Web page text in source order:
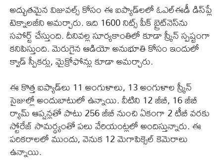
అద్భుతమైన విజువల్స్ కోసం ఈ ఐప్యాడ్‌లలో ఓఎల్ఈడీ డిస్‌ప్లే
టెక్నాలజీని అమర్చారు. ఇది 1600 నిట్స్ పీక్ బ్రైట్‌నెస్‌ను
సపోర్ట్ చేస్తుంది. దీనివల్ల సూర్యకాంతిలో కూడా స్క్రీన్ స్పష్టంగా
కనిపిస్తుంది. మెరుగైన ఆడియో అనుభూతి కోసం ఇందులో
క్వాడ్ స్పీకర్లు, మైక్రోఫోన్లు కూడా అమర్చారు.
ఈ కొత్త ఐప్యాడ్‌లు 11 అంగుళాలు, 13 అంగుళాల స్క్రీన్
సైజుల్లో అందుబాటులో ఉన్నాయి. వీటిని 12 జీబీ, 16 జీబీ
ర్యామ్ ఆప్షన్లతో పాటు 256 జీబీ నుంచి ఏకంగా 2 టీబీ వరకు
స్టోరేజ్ సామర్థ్యంతో పలు వేరియంట్లలో అందిస్తున్నారు. ఈ
పరికరాలలో ముందు, వెనుక 12 మెగాపిక్సెల్ కెమెరాలు
ఉన్నాయి.